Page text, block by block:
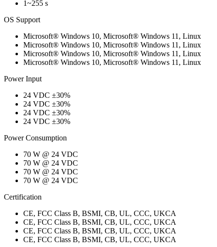
1~255 s
OS Support
Microsoft® Windows 10, Microsoft® Windows 11, Linux
Microsoft® Windows 10, Microsoft® Windows 11, Linux
Microsoft® Windows 10, Microsoft® Windows 11, Linux
Microsoft® Windows 10, Microsoft® Windows 11, Linux
Power Input
24 VDC ±30%
24 VDC ±30%
24 VDC ±30%
24 VDC ±30%
Power Consumption
70 W @ 24 VDC
70 W @ 24 VDC
70 W @ 24 VDC
70 W @ 24 VDC
Certification
CE, FCC Class B, BSMI, CB, UL, CCC, UKCA
CE, FCC Class B, BSMI, CB, UL, CCC, UKCA
CE, FCC Class B, BSMI, CB, UL, CCC, UKCA
CE, FCC Class B, BSMI, CB, UL, CCC, UKCA